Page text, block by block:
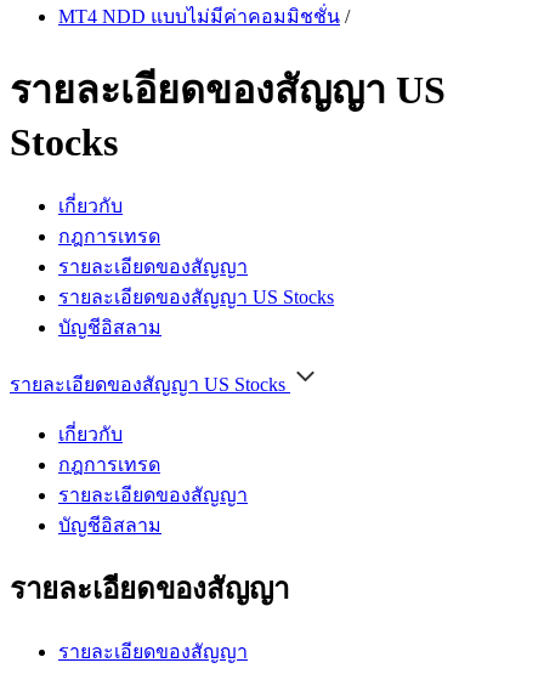
MT4 NDD แบบไม่มีค่าคอมมิชชั่น /
รายละเอียดของสัญญา US
Stocks
เกี่ยวกับ
กฎการเทรด
รายละเอียดของสัญญา
รายละเอียดของสัญญา US Stocks
บัญชีอิสลาม
รายละเอียดของสัญญา US Stocks
เกี่ยวกับ
กฎการเทรด
รายละเอียดของสัญญา
บัญชีอิสลาม
รายละเอียดของสัญญา
รายละเอียดของสัญญา